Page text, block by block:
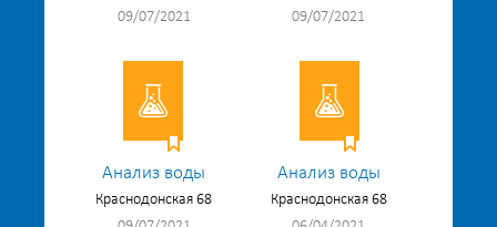
09/07/2021
09/07/2021
Анализ воды
Краснодонская 68
Анализ воды
Краснодонская 68